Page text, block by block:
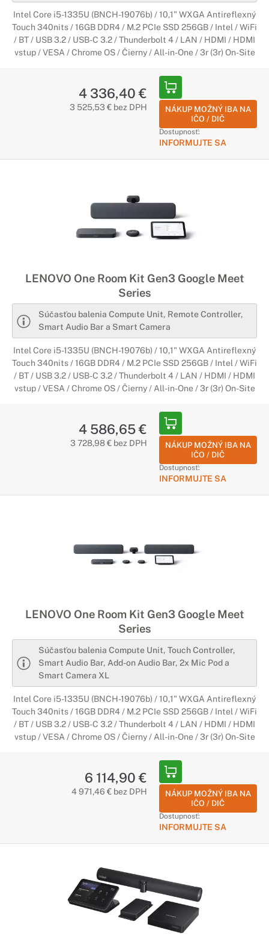
Intel Core i5-1335U (BNCH-19076b) / 10,1" WXGA Antireflexný
Touch 340nits / 16GB DDR4 / M.2 PCIe SSD 256GB / Intel / WiFi
/ BT / USB 3.2 / USB-C 3.2 / Thunderbolt 4 / LAN / HDMI / HDMI
vstup / VESA / Chrome OS / Čierny / All-in-One / 3r (3r) On-Site
4 336,40 €
3 525,53 € bez DPH
NÁKUP MOŽNÝ IBA NA
IČO / DIČ
Dostupnosť:
INFORMUJTE SA
LENOVO One Room Kit Gen3 Google Meet
Series
Súčasťou balenia Compute Unit, Remote Controller,
Smart Audio Bar a Smart Camera
Intel Core i5-1335U (BNCH-19076b) / 10,1" WXGA Antireflexný
Touch 340nits / 16GB DDR4 / M.2 PCIe SSD 256GB / Intel / WiFi
/ BT / USB 3.2 / USB-C 3.2 / Thunderbolt 4 / LAN / HDMI / HDMI
vstup / VESA / Chrome OS / Čierny / All-in-One / 3r (3r) On-Site
4 586,65 €
3 728,98 € bez DPH
NÁKUP MOŽNÝ IBA NA
IČO / DIČ
Dostupnosť:
INFORMUJTE SA
LENOVO One Room Kit Gen3 Google Meet
Series
Súčasťou balenia Compute Unit, Touch Controller,
Smart Audio Bar, Add-on Audio Bar, 2x Mic Pod a
Smart Camera XL
Intel Core i5-1335U (BNCH-19076b) / 10,1" WXGA Antireflexný
Touch 340nits / 16GB DDR4 / M.2 PCIe SSD 256GB / Intel / WiFi
/ BT / USB 3.2 / USB-C 3.2 / Thunderbolt 4 / LAN / HDMI / HDMI
vstup / VESA / Chrome OS / Čierny / All-in-One / 3r (3r) On-Site
6 114,90 €
4 971,46 € bez DPH
NÁKUP MOŽNÝ IBA NA
IČO / DIČ
Dostupnosť:
INFORMUJTE SA